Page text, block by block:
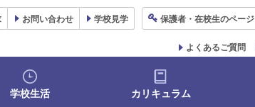
お問い合わせ 学校見学 保護者 ・在校生のページ
よくあるご質問
学校生活 カリキュラム